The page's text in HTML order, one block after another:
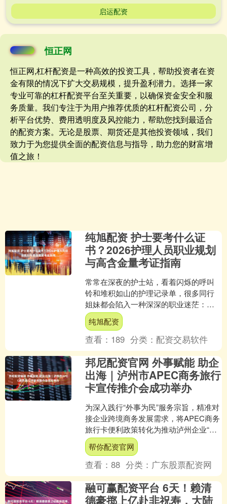
启运配资
恒正网
恒正网,杠杆配资是一种高效的投资工具，帮助投资者在资
金有限的情况下扩大交易规模，提升盈利潜力。选择一家
专业可靠的杠杆配资平台至关重要，以确保资金安全和服
务质量。我们专注于为用户推荐优质的杠杆配资公司，分
析平台优势、费用透明度及风控能力，帮助您找到最适合
的配资方案。无论是股票、期货还是其他投资领域，我们
致力于为您提供全面的配资信息与指导，助力您的财富增
值之旅！
纯旭配资 护士要考什么证
书？2026护理人员职业规划
与高含金量考证指南
常常在深夜的护士站，看着闪烁的呼叫
铃和堆积如山的护理记录单，很多同行
姐妹都会陷入一种深深的职业迷茫：天
天围着病床转，三班倒熬坏了身体，未
来的路到底该怎么走？尤其....
纯旭配资
查看： 189 分类： 配资交易软件
邦尼配资官网 外事赋能 助企
出海｜泸州市APEC商务旅行
卡宣传推介会成功举办
为深入践行“外事为民”服务宗旨，精准对
接企业跨境商务发展需求，将APEC商务
旅行卡便利政策转化为推动泸州企业“走
出去”的强劲动力，4月16日，由四川省外
事办公室....
帮你配资官网
查看：88 分类： 广东股票配资网
融可赢配资平台 6天！赖清
德豪掷上亿赴非祝寿，大陆